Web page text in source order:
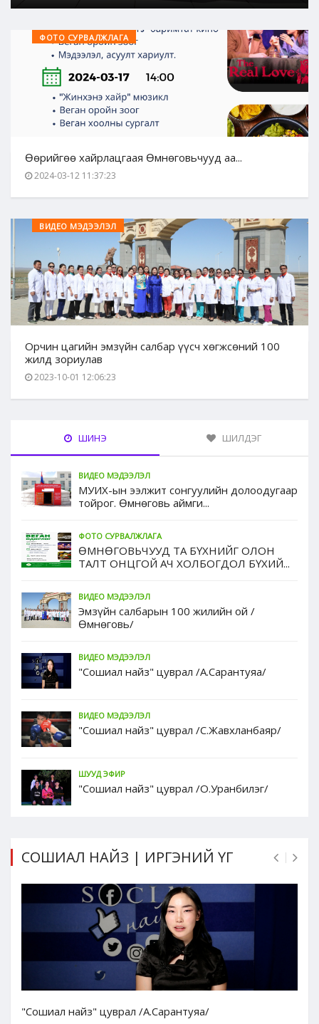
ФОТО СУРВАЛЖЛАГА
Өөрийгөө хайрлацгаая Өмнөговьчууд аа...
2024-03-12 11:37:23
ВИДЕО МЭДЭЭЛЭЛ
Орчин цагийн эмзүйн салбар үүсч хөгжсөний 100
жилд зориулав
2023-10-01 12:06:23
ШИНЭ ШИЛДЭГ
ВИДЕО МЭДЭЭЛЭЛ
МУИХ-ын ээлжит сонгуулийн долоодугаар
тойрог. Өмнөговь аймги...
ФОТО СУРВАЛЖЛАГА
ӨМНӨГОВЬЧУУД ТА БҮХНИЙГ ОЛОН
ТАЛТ ОНЦГОЙ АЧ ХОЛБОГДОЛ БҮХИЙ...
ВИДЕО МЭДЭЭЛЭЛ
Эмзүйн салбарын 100 жилийн ой /
Өмнөговь/
ВИДЕО МЭДЭЭЛЭЛ
"Сошиал найз" цуврал /А.Сарантуяа/
ВИДЕО МЭДЭЭЛЭЛ
"Сошиал найз" цуврал /С.Жавхланбаяр/
ШУУД ЭФИР
"Сошиал найз" цуврал /О.Уранбилэг/
СОШИАЛ НАЙЗ | ИРГЭНИЙ ҮГ
"Сошиал найз" цуврал /А.Сарантуяа/